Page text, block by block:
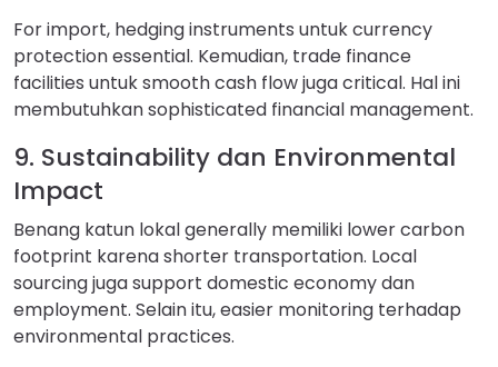
For import, hedging instruments untuk currency
protection essential. Kemudian, trade finance
facilities untuk smooth cash flow juga critical. Hal ini
membutuhkan sophisticated financial management.
9. Sustainability dan Environmental
Impact
Benang katun lokal generally memiliki lower carbon
footprint karena shorter transportation. Local
sourcing juga support domestic economy dan
employment. Selain itu, easier monitoring terhadap
environmental practices.